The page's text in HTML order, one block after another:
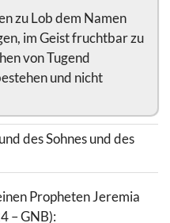
zu Lob dem Namen
im Geist fruchtbar zu
von Tugend
und nicht
des Sohnes und des
Propheten Jeremia
– GNB):